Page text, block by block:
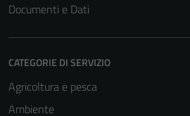
Documenti e Dati
CATEGORIE DI SERVIZIO
Agricoltura e pesca
Ambiente